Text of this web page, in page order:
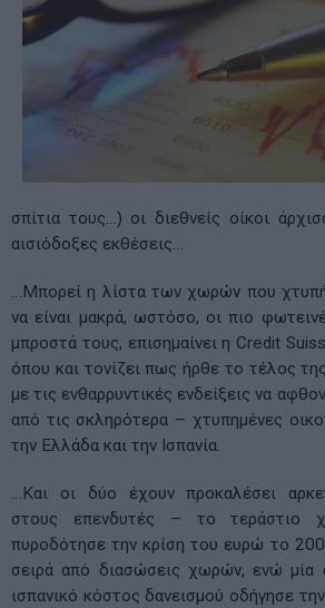
σπίτια τους…) οι διεθνείς οίκοι
αισιόδοξες εκθέσεις…
…Μπορεί η λίστα των χωρών που
να είναι μακρά, ωστόσο, οι πιο
μπροστά τους, επισημαίνει η Credit
όπου και τονίζει πως ήρθε το τέλος
με τις ενθαρρυντικές ενδείξεις να
από τις σκληρότερα – χτυπημένες
την Ελλάδα και την Ισπανία.
…Και οι δύο έχουν προκαλέσει
στους επενδυτές – το τεράστιο
πυροδότησε την κρίση του ευρώ το
σειρά από διασώσεις χωρών, ενώ μία
ισπανικό κόστος δανεισμού οδήγησε